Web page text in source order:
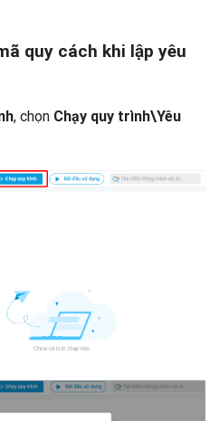
quy cách khi lập yêu
, chọn Chạy quy trình\Yêu